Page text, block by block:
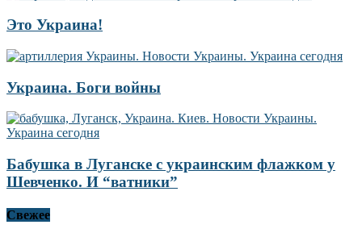
Это Украина!
Украина. Боги войны
Бабушка в Луганске с украинским флажком у
Шевченко. И “ватники”
Свежее